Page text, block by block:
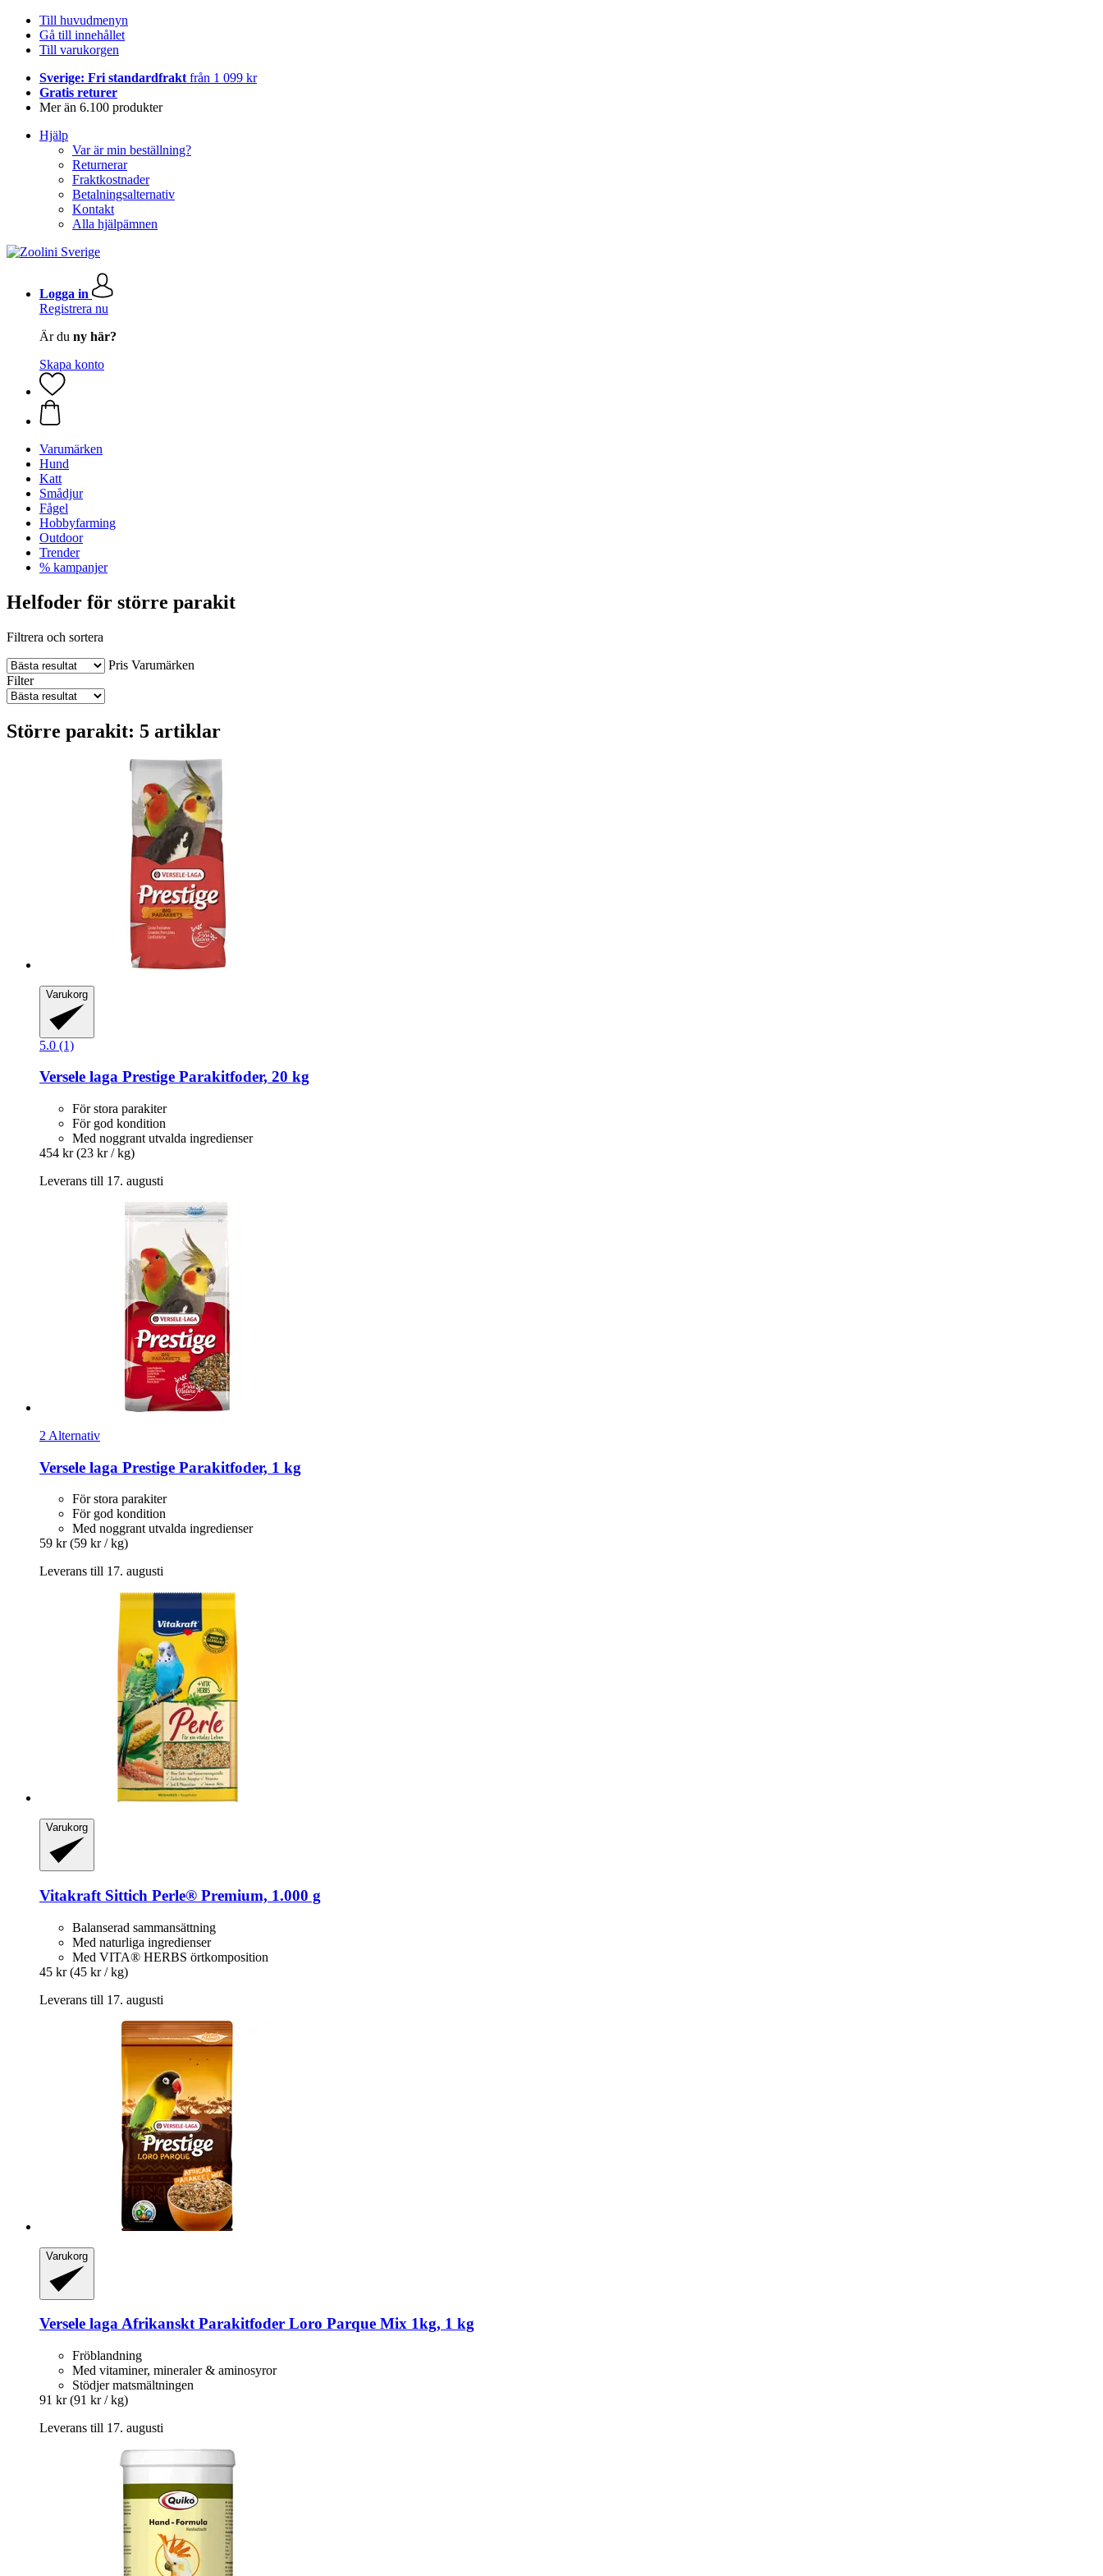
Till huvudmenyn
Gå till innehållet
Till varukorgen
Sverige: Fri standardfrakt från 1 099 kr
Gratis returer
Mer än 6.100 produkter
Hjälp
Var är min beställning?
Returnerar
Fraktkostnader
Betalningsalternativ
Kontakt
Alla hjälpämnen
Logga in
Registrera nu
Är du ny här?
Skapa konto
Varumärken
Hund
Katt
Smådjur
Fågel
Hobbyfarming
Outdoor
Trender
% kampanjer
Helfoder för större parakit
Filtrera och sortera
Pris Varumärken
Filter
Större parakit: 5 artiklar
Varukorg
5.0 (1)
Versele laga Prestige Parakitfoder, 20 kg
För stora parakiter
För god kondition
Med noggrant utvalda ingredienser
454 kr (23 kr / kg)
Leverans till 17. augusti
2 Alternativ
Versele laga Prestige Parakitfoder, 1 kg
För stora parakiter
För god kondition
Med noggrant utvalda ingredienser
59 kr (59 kr / kg)
Leverans till 17. augusti
Varukorg
Vitakraft Sittich Perle® Premium, 1.000 g
Balanserad sammansättning
Med naturliga ingredienser
Med VITA® HERBS örtkomposition
45 kr (45 kr / kg)
Leverans till 17. augusti
Varukorg
Versele lagaAfrikanskt Parakitfoder Loro Parque Mix 1kg, 1 kg
Fröblandning
Med vitaminer, mineraler & aminosyror
Stödjer matsmältningen
91 kr (91 kr / kg)
Leverans till 17. augusti